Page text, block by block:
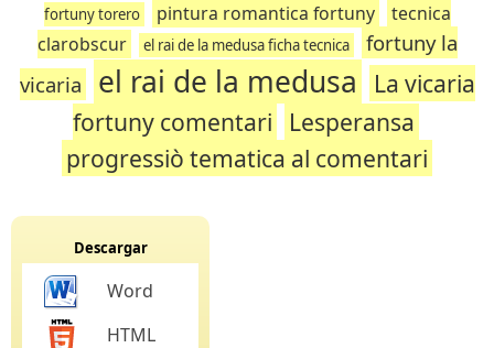
fortuny torero
pintura romantica fortuny
tecnica
clarobscur
el rai de la medusa ficha tecnica
fortuny la
vicaria
el rai de la medusa
La vicaria
fortuny comentari
Lesperansa
progressiò tematica al comentari
Descargar
Word
HTML